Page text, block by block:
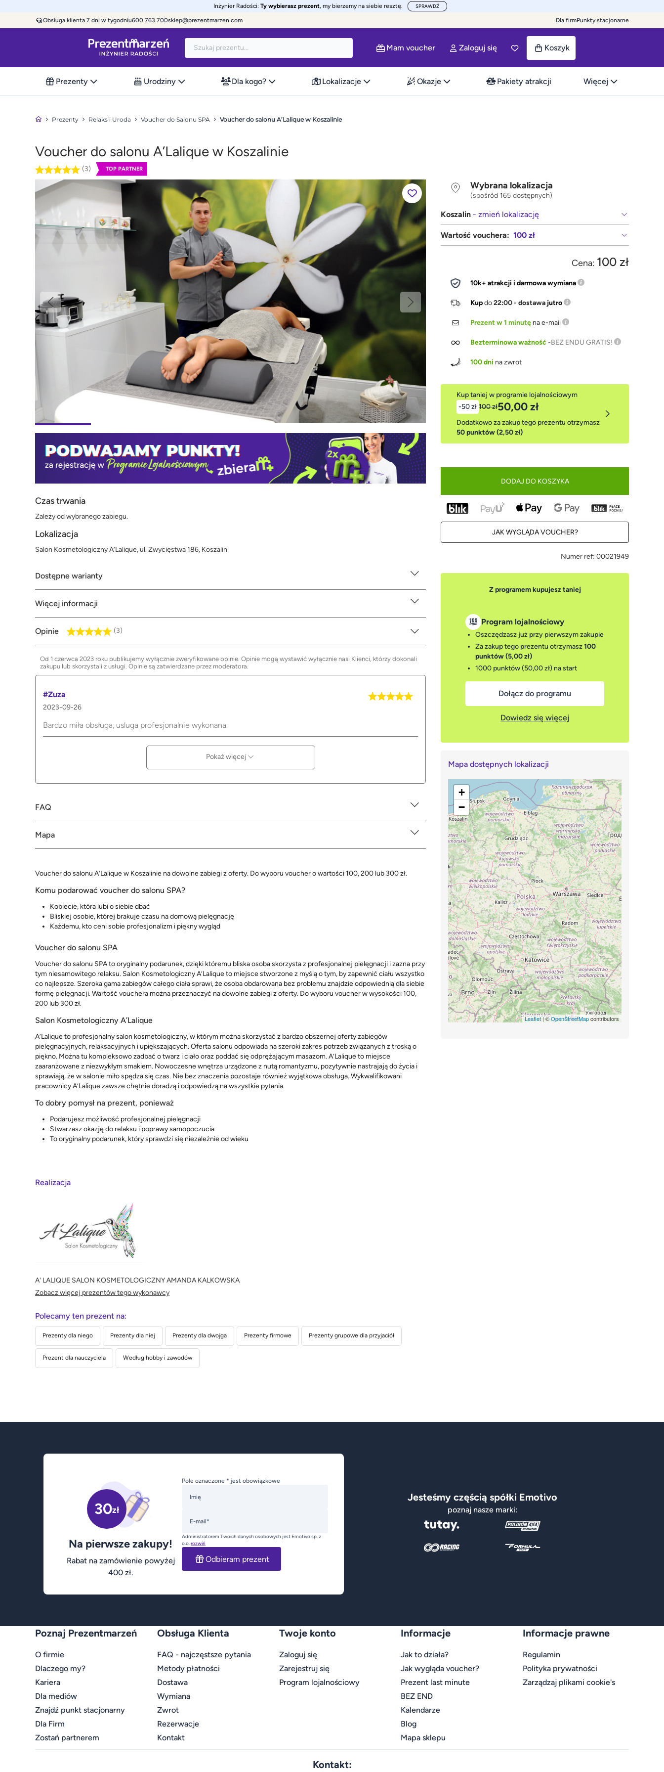
Inżynier Radości: Ty wybierasz prezent, my bierzemy na siebie resztę. SPRAWDŹ
Obsługa klienta 7 dni w tygodniu600 763 700sklep@prezentmarzen.com Dla firmPunkty stacjonarne
Mam voucher Zaloguj się Koszyk
Prezenty Urodziny Dla kogo? Lokalizacje Okazje Pakiety atrakcji Więcej
Prezenty Relaks i Uroda Voucher do Salonu SPA Voucher do salonu A’Lalique w Koszalinie
Voucher do salonu A’Lalique w Koszalinie
(3) TOP PARTNER
Czas trwania
Zależy od wybranego zabiegu.
Lokalizacja
Salon Kosmetologiczny A’Lalique, ul. Zwycięstwa 186, Koszalin
Dostępne warianty
Więcej informacji
Opinie (3)
Od 1 czerwca 2023 roku publikujemy wyłącznie zweryfikowane opinie. Opinie mogą wystawić wyłącznie nasi Klienci, którzy dokonali
zakupu lub skorzystali z usługi. Opinie są zatwierdzane przez moderatora.
#Zuza
2023-09-26
Bardzo miła obsługa, usluga profesjonalnie wykonana.
Pokaż więcej
FAQ
Mapa
Voucher do salonu A’Lalique w Koszalinie na dowolne zabiegi z oferty. Do wyboru voucher o wartości 100, 200 lub 300 zł.
Komu podarować voucher do salonu SPA?
Kobiecie, która lubi o siebie dbać
Bliskiej osobie, której brakuje czasu na domową pielęgnację
Każdemu, kto ceni sobie profesjonalizm i piękny wygląd
Voucher do salonu SPA
Voucher do salonu SPA to oryginalny podarunek, dzięki któremu bliska osoba skorzysta z profesjonalnej pielęgnacji i zazna przy
tym niesamowitego relaksu. Salon Kosmetologiczny A’Lalique to miejsce stworzone z myślą o tym, by zapewnić ciału wszystko
co najlepsze. Szeroka gama zabiegów całego ciała sprawi, że osoba obdarowana bez problemu znajdzie odpowiednią dla siebie
formę pielęgnacji. Wartość vouchera można przeznaczyć na dowolne zabiegi z oferty. Do wyboru voucher w wysokości 100,
200 lub 300 zł.
Salon Kosmetologiczny A’Lalique
A’Lalique to profesjonalny salon kosmetologiczny, w którym można skorzystać z bardzo obszernej oferty zabiegów
pielęgnacyjnych, relaksacyjnych i upiększających. Oferta salonu odpowiada na szeroki zakres potrzeb związanych z troską o
piękno. Można tu kompleksowo zadbać o twarz i ciało oraz poddać się odprężającym masażom. A’Lalique to miejsce
zaaranżowane z niezwykłym smakiem. Nowoczesne wnętrza urządzone z nutą romantyzmu, pozytywnie nastrajają do życia i
sprawiają, że w salonie miło spędza się czas. Nie bez znaczenia pozostaje również wyjątkowa obsługa. Wykwalifikowani
pracownicy A’Lalique zawsze chętnie doradzą i odpowiedzą na wszystkie pytania.
To dobry pomysł na prezent, ponieważ
Podarujesz możliwość profesjonalnej pielęgnacji
Stwarzasz okazję do relaksu i poprawy samopoczucia
To oryginalny podarunek, który sprawdzi się niezależnie od wieku
Realizacja
A' LALIQUE SALON KOSMETOLOGICZNY AMANDA KALKOWSKA
Zobacz więcej prezentów tego wykonawcy
Polecamy ten prezent na:
Prezenty dla niego Prezenty dla niej Prezenty dla dwojga Prezenty firmowe Prezenty grupowe dla przyjaciół
Prezent dla nauczyciela Według hobby i zawodów
Wybrana lokalizacja
(spośród 165 dostępnych)
Koszalin - zmień lokalizację
Wartość vouchera:100 zł
Cena: 100 zł
10k+ atrakcji i darmowa wymiana
Kupdo22:00 - dostawa jutro
Prezent w 1 minutę na e-mail
Bezterminowa ważność-BEZ ENDU GRATIS!
100 dni na zwrot
Kup taniej w programie lojalnościowym
-50 zł 100 zł50,00 zł
Dodatkowo za zakup tego prezentu otrzymasz
50 punktów (2,50 zł)
DODAJ DO KOSZYKA
JAK WYGLĄDA VOUCHER?
Numer ref: 00021949
Z programem kupujesz taniej
Program lojalnościowy
Oszczędzasz już przy pierwszym zakupie
Za zakup tego prezentu otrzymasz100
punktów (5,00 zł)
1000 punktów (50,00 zł) na start
Dołącz do programu
Dowiedz się więcej
Mapa dostępnych lokalizacji
+
−
Leaflet| ©OpenStreetMapcontributors
30zł
Na pierwsze zakupy!
Rabat na zamówienie powyżej
400 zł.
Pole oznaczone * jest obowiązkowe
Imię
E-mail*
Administratorem Twoich danych osobowych jest Emotivo sp. z
o.o.rozwiń
Odbieram prezent
Jesteśmy częścią spółki Emotivo
poznaj nasze marki:
Poznaj Prezentmarzeń
O firmie
Dlaczego my?
Kariera
Dla mediów
Znajdź punkt stacjonarny
Dla Firm
Zostań partnerem
Obsługa Klienta
FAQ - najczęstsze pytania
Metody płatności
Dostawa
Wymiana
Zwrot
Rezerwacje
Kontakt
Twoje konto
Zaloguj się
Zarejestruj się
Program lojalnościowy
Informacje
Jak to działa?
Jak wygląda voucher?
Prezent last minute
BEZ END
Kalendarze
Blog
Mapa sklepu
Informacje prawne
Regulamin
Polityka prywatności
Zarządzaj plikami cookie's
Kontakt: